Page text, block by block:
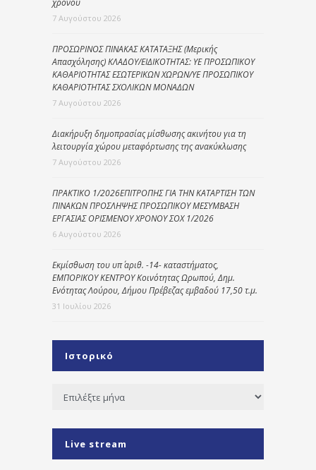
7 Αυγούστου 2026
ΠΡΟΣΩΡΙΝΟΣ ΠΙΝΑΚΑΣ ΚΑΤΑΤΑΞΗΣ (Μερικής
Απασχόλησης) ΚΛΑΔΟΥ/ΕΙΔΙΚΟΤΗΤΑΣ: ΥΕ ΠΡΟΣΩΠΙΚΟΥ
ΚΑΘΑΡΙΟΤΗΤΑΣ ΕΣΩΤΕΡΙΚΩΝ ΧΩΡΩΝ/ΥΕ ΠΡΟΣΩΠΙΚΟΥ
ΚΑΘΑΡΙΟΤΗΤΑΣ ΣΧΟΛΙΚΩΝ ΜΟΝΑΔΩΝ
7 Αυγούστου 2026
Διακήρυξη δημοπρασίας μίσθωσης ακινήτου για τη
λειτουργία χώρου μεταφόρτωσης της ανακύκλωσης
7 Αυγούστου 2026
ΠΡΑΚΤΙΚΟ 1/2026ΕΠΙΤΡΟΠΗΣ ΓΙΑ ΤΗΝ ΚΑΤΑΡΤΙΣΗ ΤΩΝ
ΠΙΝΑΚΩΝ ΠΡΟΣΛΗΨΗΣ ΠΡΟΣΩΠΙΚΟΥ ΜΕΣΥΜΒΑΣΗ
ΕΡΓΑΣΙΑΣ ΟΡΙΣΜΕΝΟΥ ΧΡΟΝΟΥ ΣΟΧ 1/2026
6 Αυγούστου 2026
Εκμίσθωση του υπ΄ αριθ. -14- καταστήματος,
ΕΜΠΟΡΙΚΟΥ ΚΕΝΤΡΟΥ Κοινότητας Ωρωπού, Δημ.
Ενότητας Λούρου, Δήμου Πρέβεζας εμβαδού 17,50 τ.μ.
31 Ιουλίου 2026
Ιστορικό
Ιστορικό
Live stream